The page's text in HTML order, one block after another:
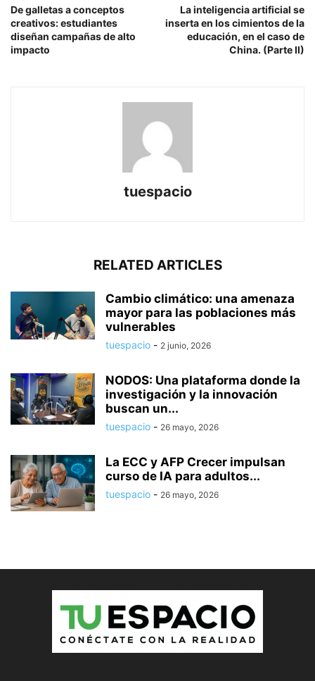
De galletas a conceptos
creativos: estudiantes
diseñan campañas de alto
impacto
La inteligencia artificial se
inserta en los cimientos de la
educación, en el caso de
China. (Parte II)
tuespacio
RELATED ARTICLES
Cambio climático: una amenaza
mayor para las poblaciones más
vulnerables
tuespacio - 2 junio, 2026
NODOS: Una plataforma donde la
investigación y la innovación
buscan un...
tuespacio - 26 mayo, 2026
La ECC y AFP Crecer impulsan
curso de IA para adultos...
tuespacio - 26 mayo, 2026